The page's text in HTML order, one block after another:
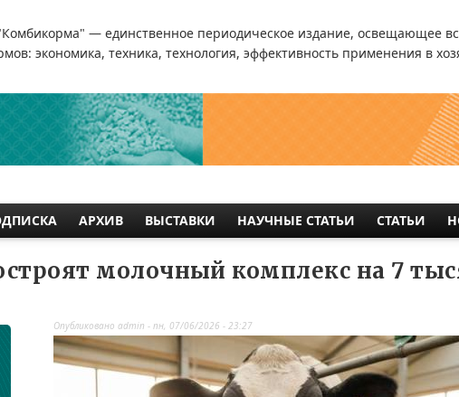
— единственное периодическое издание, освещающее
экономика, техника, технология, эффективность применения в
АРХИВ ВЫСТАВКИ НАУЧНЫЕ СТАТЬИ СТАТЬИ
молочный комплекс на 7
Опубликовано admin - пн, 07/06/2026 - 23:27